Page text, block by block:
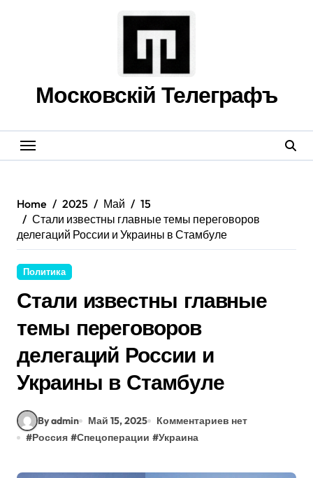
Московскій Телеграфъ
Home 2025 Май
15
Стали известны главные темы переговоров
делегаций России и Украины в Стамбуле
Политика
Стали известны главные
темы переговоров
делегаций России и
Украины в Стамбуле
By admin Май 15, 2025
Комментариев нет
#Россия #Спецоперации #Украина